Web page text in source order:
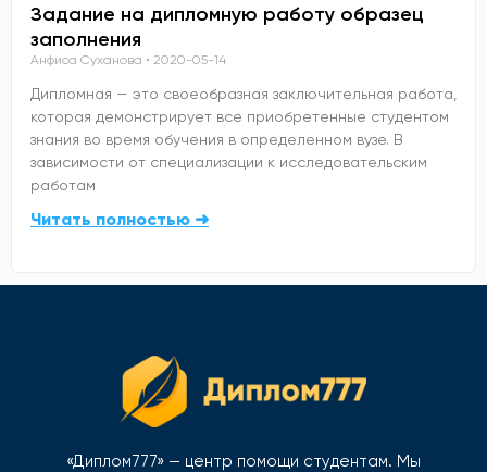
Задание на дипломную работу образец
заполнения
Анфиса Суханова 2020-05-14
Дипломная — это своеобразная заключительная работа,
которая демонстрирует все приобретенные студентом
знания во время обучения в определенном вузе. В
зависимости от специализации к исследовательским
работам
Читать полностью ➜
«Диплом777» — центр помощи студентам. Мы